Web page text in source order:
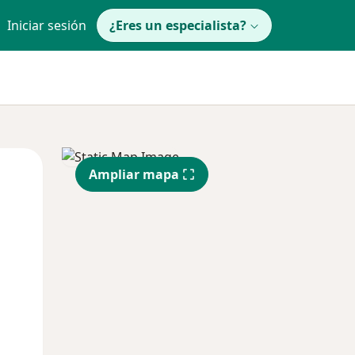
Iniciar sesión ¿Eres un especialista?
Vie
14 Ago
Sáb
15 Ago
Ampliar mapa